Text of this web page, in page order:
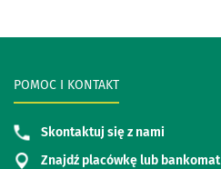
POMOC I KONTAKT
Skontaktuj się z nami
Znajdź placówkę lub bankomat